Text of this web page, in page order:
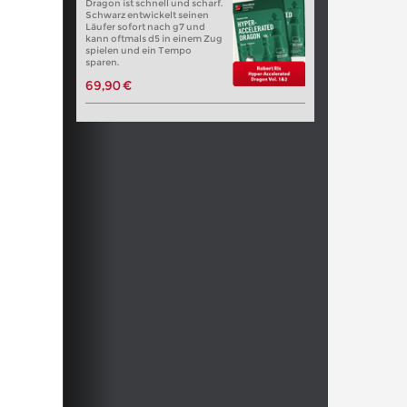
Dragon ist schnell und scharf.
Schwarz entwickelt seinen
Läufer sofort nach g7 und
kann oftmals d5 in einem Zug
spielen und ein Tempo
sparen.
69,90 €